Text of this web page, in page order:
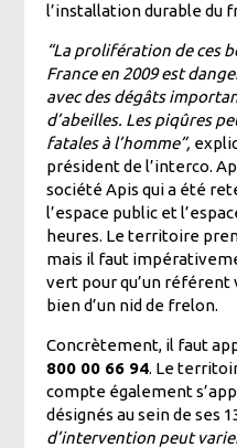
l’installation durable du
“La prolifération de ces
France en 2009 est
avec des dégâts
d’abeilles. Les piqûres
fatales à l’homme”,
président de l’interco.
société Apis qui a été
l’espace public et
heures. Le territoire
mais il faut
vert pour qu’un référent
bien d’un nid de frelon.
Concrètement, il faut
800 00 66 94. Le
compte également
désignés au sein de ses
d’intervention peut